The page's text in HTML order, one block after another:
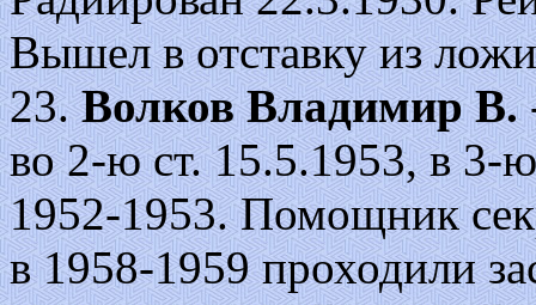
Вышел в отставку из
23.Волков Владимир В.
во 2-ю ст. 15.5.1953, в 3-
1952-1953. Помощник
в 1958-1959 проходили